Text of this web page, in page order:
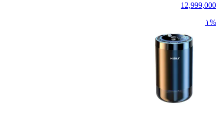
12,999,000
۱%